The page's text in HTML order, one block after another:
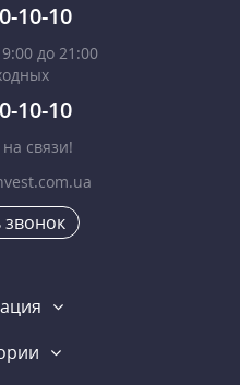
10-10
до 21:00
10-10
связи!
звонок